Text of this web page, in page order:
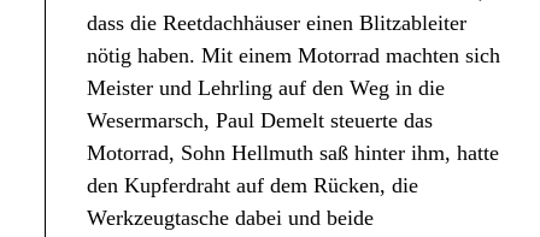
dass die Reetdachhäuser einen Blitzableiter
nötig haben. Mit einem Motorrad machten sich
Meister und Lehrling auf den Weg in die
Wesermarsch, Paul Demelt steuerte das
Motorrad, Sohn Hellmuth saß hinter ihm, hatte
den Kupferdraht auf dem Rücken, die
Werkzeugtasche dabei und beide